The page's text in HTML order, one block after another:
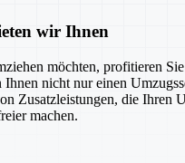
wir Ihnen
möchten, profitieren
nicht nur einen
Zusatzleistungen, die Ihren
machen.